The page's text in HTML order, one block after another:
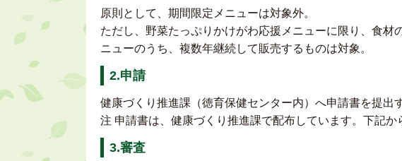
原則として、期間限定メニューは対象外。
ただし、野菜たっぷりかけがわ応援メニューに限り、食材
ニューのうち、複数年継続して販売するものは対象。
2.申請
健康づくり推進課（徳育保健センター内）へ申請書を提出
注 申請書は、健康づくり推進課で配布しています。下記か
3.審査